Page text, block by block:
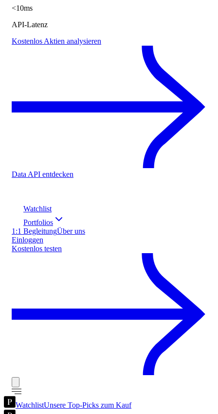
<10ms
API-Latenz
Kostenlos Aktien analysieren
Data API entdecken
Watchlist
Portfolios
1:1 BegleitungÜber uns
Einloggen
Kostenlos testen
WatchlistUnsere Top-Picks zum Kauf